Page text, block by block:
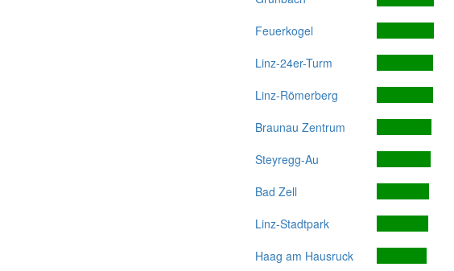
Feuerkogel
Linz-24er-Turm
Linz-Römerberg
Braunau Zentrum
Steyregg-Au
Bad Zell
Linz-Stadtpark
Haag am Hausruck